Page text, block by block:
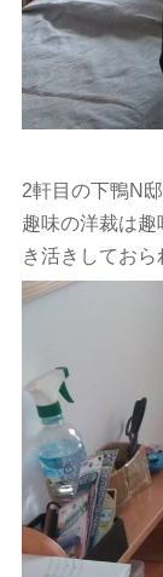
2軒目の下鴨N
趣味の洋裁は
き活きしておら